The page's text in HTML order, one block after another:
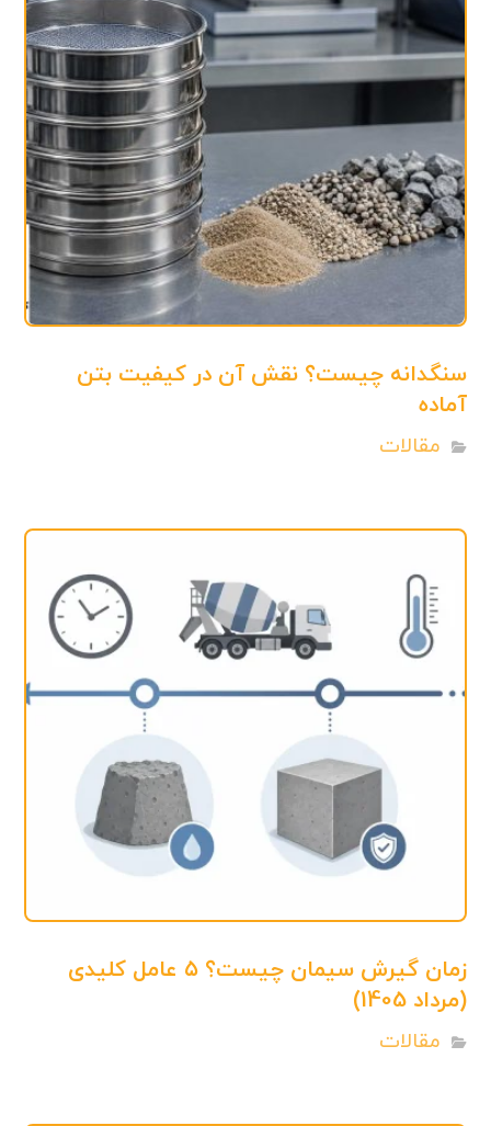
سنگدانه چیست؟ نقش آن در کیفیت بتن
آماده
مقالات
زمان گیرش سیمان چیست؟ ۵ عامل کلیدی
(مرداد 1405)
مقالات